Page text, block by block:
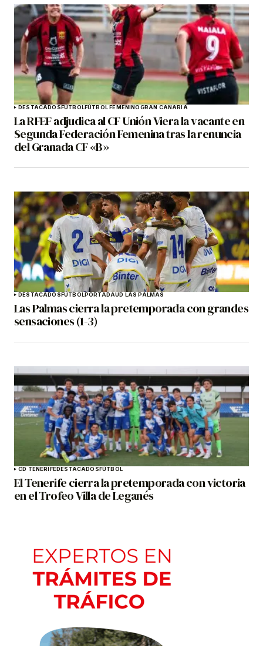
DESTACADOS FÚTBOLFÚTBOL FEMENINOGRAN CANARIA
La RFEF adjudica al CF Unión Viera la vacante en
Segunda Federación Femenina tras la renuncia
del Granada CF «B»
DESTACADOS FÚTBOLPORTADAUD LAS PALMAS
Las Palmas cierra la pretemporada con grandes
sensaciones (1-3)
CD TENERIFEDESTACADOS FÚTBOL
El Tenerife cierra la pretemporada con victoria
en el Trofeo Villa de Leganés